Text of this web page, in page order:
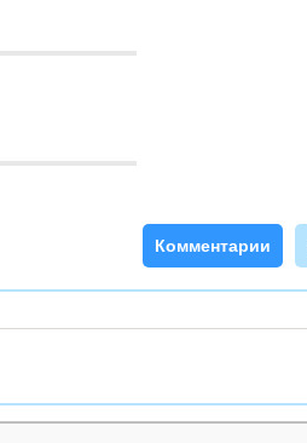
Комментарии